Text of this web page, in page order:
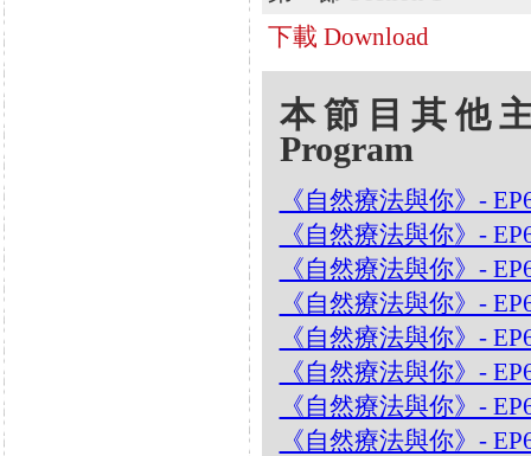
下載 Download
本節目其他
Program
《自然療法與你》-
《自然療法與你》-
《自然療法與你》-
《自然療法與你》-
《自然療法與你》-
《自然療法與你》-
《自然療法與你》-
《自然療法與你》-